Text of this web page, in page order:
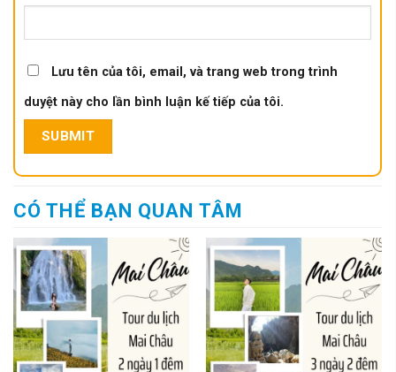
Lưu tên của tôi, email, và trang web trong trình
duyệt này cho lần bình luận kế tiếp của tôi.
CÓ THỂ BẠN QUAN TÂM